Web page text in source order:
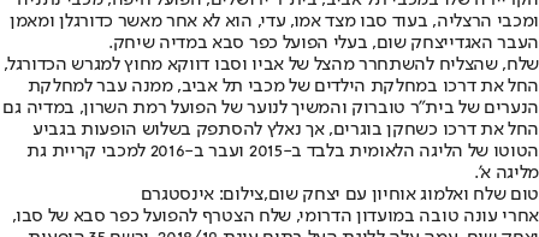
ומכבי הרצליה, בעוד סבו מצד אמו, עדי, הוא לא אחר מאשר כדורגלן ומאמן
העבר האגדייצחק שום, בעלי הפועל כפר סבא במדיה שיחק.
שלח, שהצליח להשתחרר מהצל של אביו וסבו דווקא מחוץ למגרש הכדורגל,
החל את דרכו במחלקת הילדים של מכבי תל אביב, ממנה עבר למחלקת
הנערים של בית"ר טוברוק והמשיך לנוער של הפועל רמת השרון, במדיה גם
החל את דרכו כשחקן בוגרים, אך נאלץ להסתפק בשלוש הופעות בגביע
הטוטו של הליגה הלאומית בלבד ב-2015 ועבר ב-2016 למכבי קריית גת
מליגה א'.
טום שלח ואלמוג אוחיון עם יצחק שום,צילום: אינסטגרם
אחרי עונה טובה במועדון הדרומי, שלח הצטרף להפועל כפר סבא של סבו,